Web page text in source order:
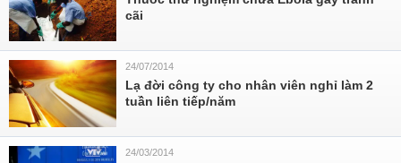
cãi
24/07/2014
Lạ đời công ty cho nhân viên nghỉ làm 2
tuần liên tiếp/năm
24/03/2014